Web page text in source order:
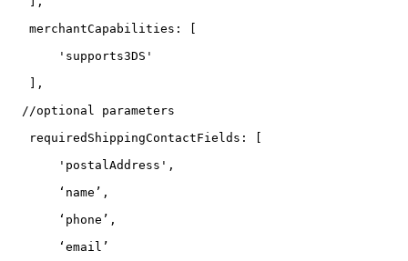
   merchantCapabilities: [
       'supports3DS'
   ],
  //optional parameters
   requiredShippingContactFields: [
       'postalAddress',
       ‘name’,
       ‘phone’,
       ‘email’